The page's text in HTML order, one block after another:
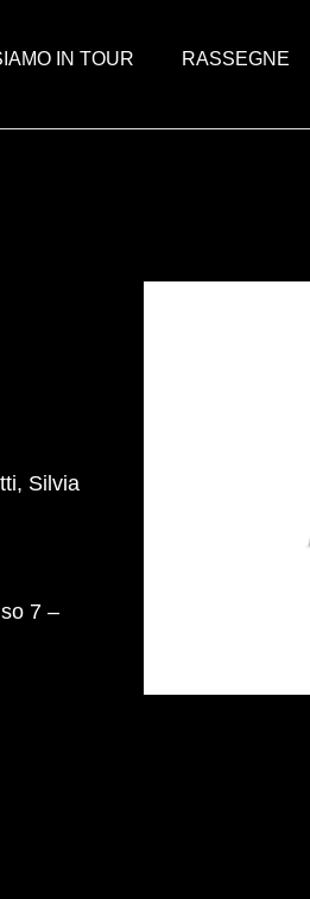
IN TOUR RASSEGNE
Silvia
7 –